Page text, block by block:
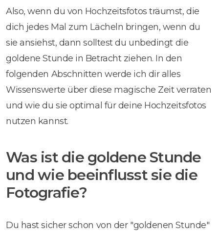
Also, wenn du von Hochzeitsfotos träumst, die
dich jedes Mal zum Lächeln bringen, wenn du
sie ansiehst, dann solltest du unbedingt die
goldene Stunde in Betracht ziehen. In den
folgenden Abschnitten werde ich dir alles
Wissenswerte über diese magische Zeit verraten
und wie du sie optimal für deine Hochzeitsfotos
nutzen kannst.
Was ist die goldene Stunde
und wie beeinflusst sie die
Fotografie?
Du hast sicher schon von der "goldenen Stunde"